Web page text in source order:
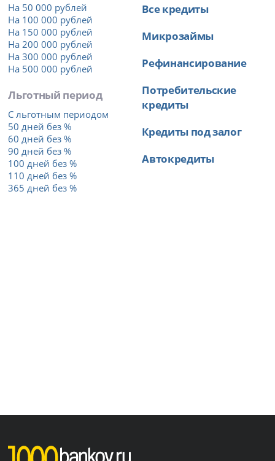
На 50 000 рублей
На 100 000 рублей
На 150 000 рублей
На 200 000 рублей
На 300 000 рублей
На 500 000 рублей
Льготный период
С льготным периодом
50 дней без %
60 дней без %
90 дней без %
100 дней без %
110 дней без %
365 дней без %
Все кредиты
Микрозаймы
Рефинансирование
Потребительские
кредиты
Кредиты под залог
Автокредиты